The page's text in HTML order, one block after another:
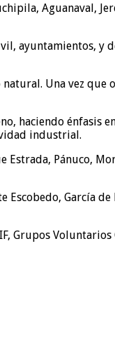
Aguanaval,
ayuntamientos, y
Una vez que
haciendo énfasis
industrial.
Estrada, Pánuco,
García
Grupos